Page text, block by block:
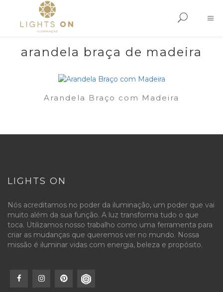
arandela braça de madeira
Arandela Braço com Madeira
LIGHTS ON
Nós acreditamos no poder da iluminação, um poder que vai
muito além da sua função. A luz transforma tudo o que
toca. Utilizamos nosso trabalho como uma ferramenta para
criar as mudanças que queremos ver no mundo. Nossa
missão é iluminar vidas com energia, beleza e propósito.